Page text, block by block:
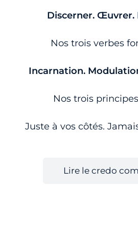
Discerner. Œuvrer.
Nos trois verbes
Incarnation.
Nos trois
Juste à vos côtés.
Lire le credo